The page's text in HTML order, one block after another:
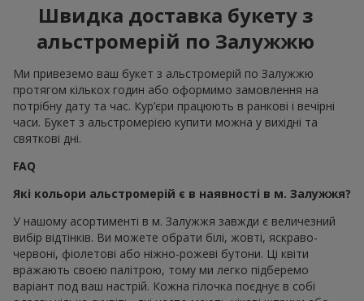
Швидка доставка букету з
альстромерій по Залужжю
Ми привеземо ваш букет з альстромерій по Залужжю
протягом кількох годин або оформимо замовлення на
потрібну дату та час. Кур’єри працюють в ранкові і вечірні
часи. Букет з альстромерією купити можна у вихідні та
святкові дні.
FAQ
Які кольори альстромерій є в наявності в м. Залужжя?
У нашому асортименті в м. Залужжя завжди є величезний
вибір відтінків. Ви можете обрати білі, жовті, яскраво-
червоні, фіолетові або ніжно-рожеві бутони. Ці квіти
вражають своєю палітрою, тому ми легко підберемо
варіант под ваш настрій. Кожна гілочка поєднує в собі